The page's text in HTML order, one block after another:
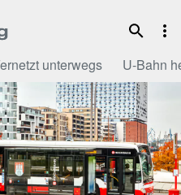
unterwegs U-Bahn